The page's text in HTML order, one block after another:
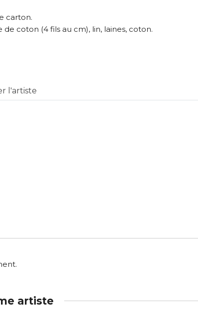
responsabilité de cette annonce ainsi que la
Lieu où se trouve l’œuvre originale :
carton.
coton (4 fils au cm), lin, laines, coton.
l'artiste
artiste